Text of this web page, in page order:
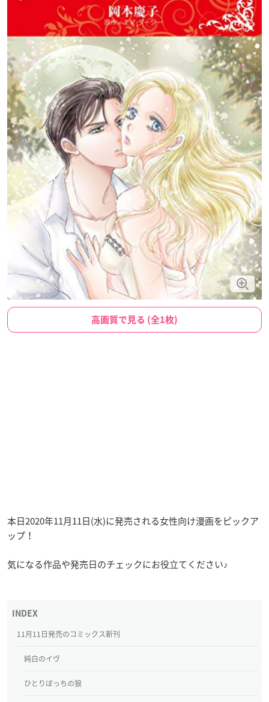
高画質で見る (全1枚)
本日2020年11月11日(水)に発売される女性向け漫画をピックア
ップ！
気になる作品や発売日のチェックにお役立てください♪
11月11日発売のコミックス新刊
純白のイヴ
ひとりぼっちの狼